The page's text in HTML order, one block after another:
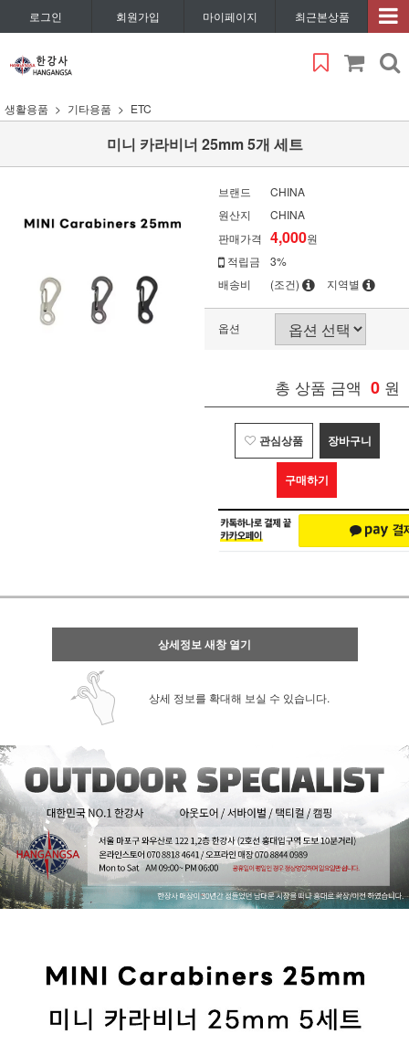
로그인 회원가입 마이페이지 최근본상품
생활용품 기타용품 ETC
미니 카라비너 25mm 5개 세트
브랜드
CHINA
원산지
CHINA
판매가격 4,000원
적립금
3%
배송비
(조건) 지역별
옵션
총 상품 금액 0 원
관심상품 장바구니
구매하기
상세정보 새창 열기
상세 정보를 확대해 보실 수 있습니다.